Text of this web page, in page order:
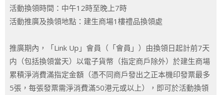
活動換領時間：中午12時至晚上7時
活動推廣及換領地點：建生商場1樓禮品換領處
推廣期內，「Link Up」會員（「會員」）由換領日起計前7天
内（包括換領當天）以電子貨幣（指定商戶除外）於建生商場
累積淨消費滿指定金額（憑不同商戶發出之正本機印發票最多
5張，每張發票需淨消費滿50港元或以上），即可於活動換領